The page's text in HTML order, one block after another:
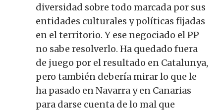
diversidad sobre todo marcada por sus
entidades culturales y políticas fijadas
en el territorio. Y ese negociado el PP
no sabe resolverlo. Ha quedado fuera
de juego por el resultado en Catalunya,
pero también debería mirar lo que le
ha pasado en Navarra y en Canarias
para darse cuenta de lo mal que